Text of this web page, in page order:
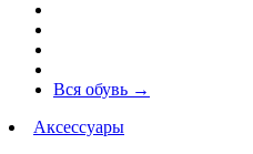
Вся обувь →
Аксессуары